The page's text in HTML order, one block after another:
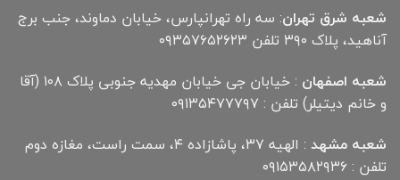
شعبه شرق تهران: سه راه تهرانپارس، خیابان دماوند، جنب برج
آناهید، پلاک ۳۹۰ تلفن ۰۹۳۵۷۶۵۲۶۲۳
شعبه اصفهان
: خیابان جی خیابان مهدیه جنوبی پلاک ۱۰۸ (آقا
و خانم دیتیلر) تلفن : ۰۹۱۳۵۴۷۷۷۹۷
شعبه مشهد
: الهیه ۳۷، پاشازاده ۴، سمت راست، مغازه دوم
تلفن : ۰۹۱۵۳۵۸۲۹۳۶